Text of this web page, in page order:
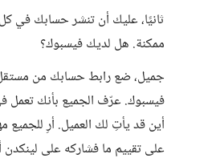
ثانيًا، عليك أن تنشر حسابك في
ممكنة. هل لديك فيسبوك؟
جميل، ضع رابط حسابك من
فيسبوك. عرّف الجميع بأنك تعمل
أين قد يأتِ لك العميل. أرِ للجميع
على تقييم ما فشاركه على